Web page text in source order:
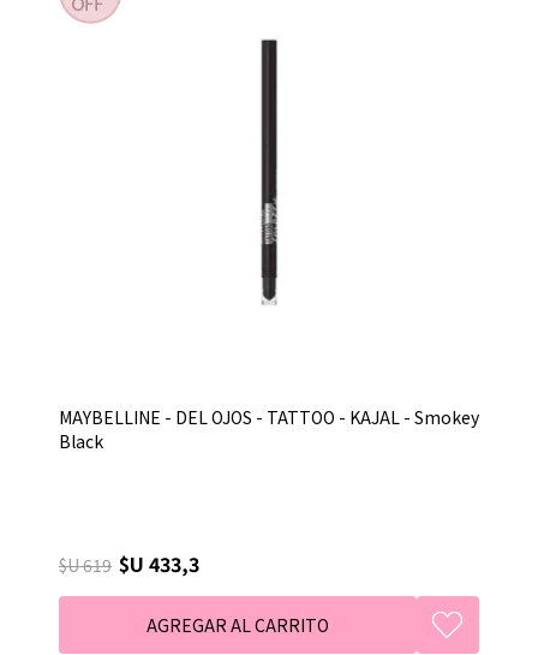
MAYBELLINE - DEL OJOS - TATTOO - KAJAL - Smokey
Black
$U 619 $U 433,3